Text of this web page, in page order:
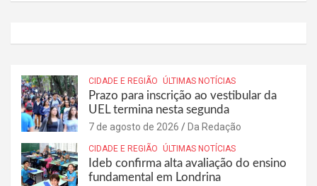
CIDADE E REGIÃO ÚLTIMAS NOTÍCIAS
Prazo para inscrição ao vestibular da
UEL termina nesta segunda
7 de agosto de 2026 Da Redação
CIDADE E REGIÃO ÚLTIMAS NOTÍCIAS
Ideb confirma alta avaliação do ensino
fundamental em Londrina